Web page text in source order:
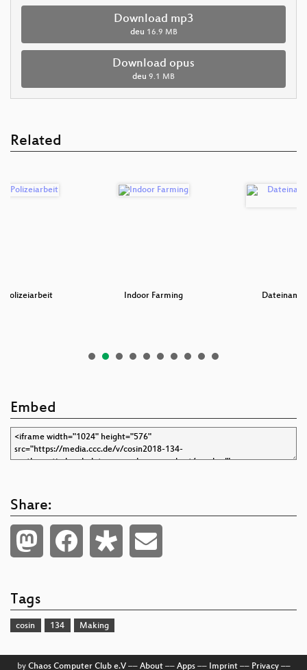
Download mp3
deu 16.9 MB
Download opus
deu 9.1 MB
Related
Polizeiarbeit Indoor Farming
Embed
Share:
Tags
cosin 134 Making
by Chaos Computer Club e.V–– About–– Apps–– Imprint–– Privacy––